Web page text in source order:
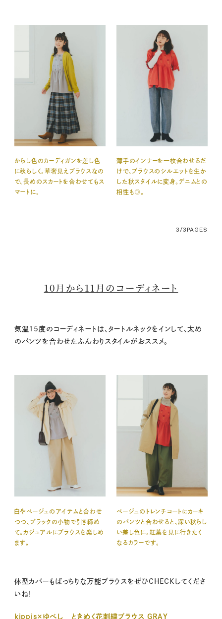
からし色のカーディガンを差し色
に秋らしく。華奢見えブラウスなの
で、長めのスカートを合わせてもス
マートに。
薄手のインナーを一枚合わせるだ
けで、ブラウスのシルエットを生か
した秋スタイルに変身。デニムとの
相性も◎。
3/3 PAGES
10月から11月のコーディネート
気温15度のコーディネートは、タートルネックをインして、太め
のパンツを合わせたふんわりスタイルがおススメ。
白やベージュのアイテムと合わせ
つつ、ブラックの小物で引き締め
て。カジュアルにブラウスを楽しめ
ます。
ベージュのトレンチコートにカーキ
のパンツと合わせると、深い秋らし
い差し色に。紅葉を見に行きたく
なるカラーです。
体型カバーもばっちりな万能ブラウスをぜひCHECKしてくださ
いね！
kippis×ゆべし ときめく花刺繍ブラウス GRAY